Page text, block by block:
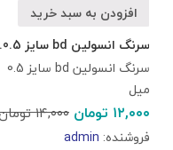
افزودن به سبد خرید
سرنگ انسولین bd سایز 0.5 میل
سرنگ انسولین bd سایز 0.5
میل
۱۲,۰۰۰تومان۱۴,۰۰۰تومان
فروشنده:admin